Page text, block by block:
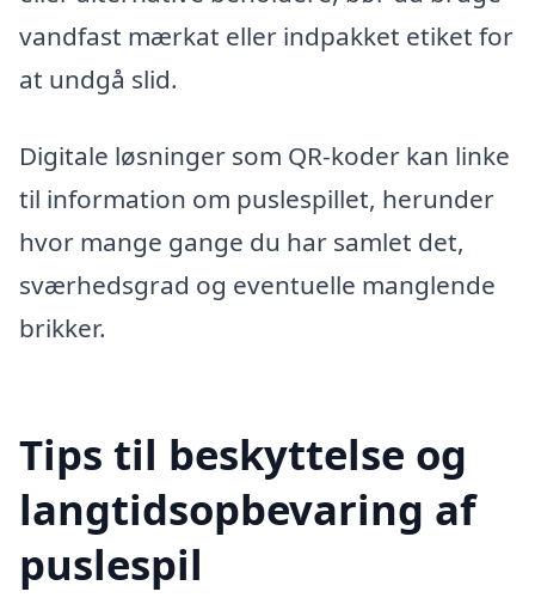
vandfast mærkat eller indpakket etiket for
at undgå slid.
Digitale løsninger som QR-koder kan linke
til information om puslespillet, herunder
hvor mange gange du har samlet det,
sværhedsgrad og eventuelle manglende
brikker.
Tips til beskyttelse og
langtidsopbevaring af
puslespil